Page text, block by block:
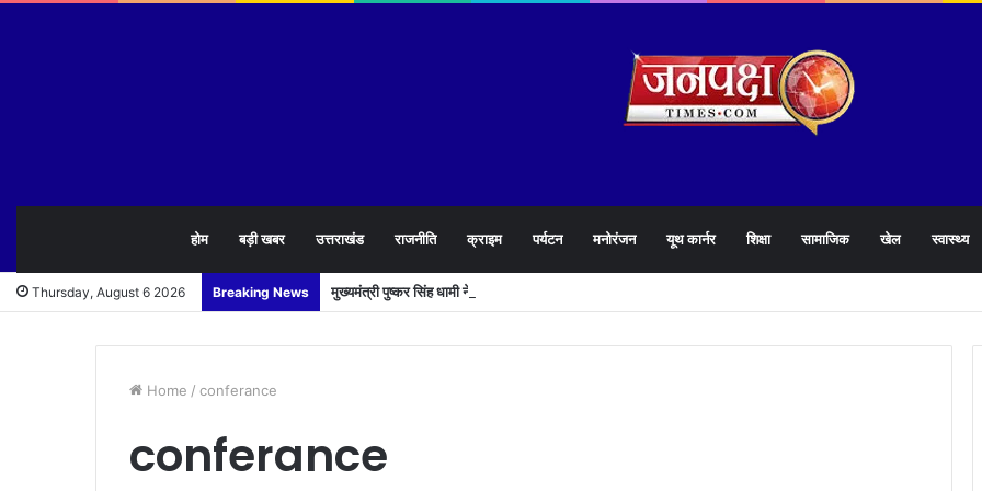
होम बड़ी खबर उत्तराखंड राजनीति क्राइम पर्यटन मनोरंजन यूथ कार्नर शिक्षा सामाजिक खेल स्वास्थ्य
Thursday, August 6 2026 Breaking News मुख्यमंत्री पुष्कर सिंह धामी ने 1905 हेल्पलाइन की समीक्षा के दौरान लापरवाह अधिकारियों को लगाई फटकार
Home / conferance
conferance